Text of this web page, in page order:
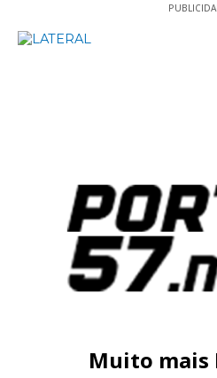
Muito mais